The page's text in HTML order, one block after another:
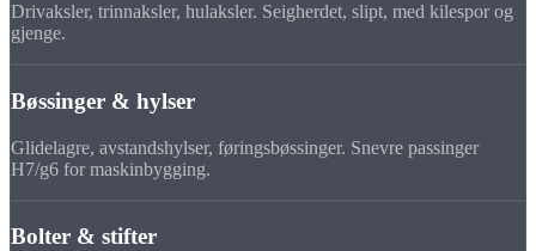
Drivaksler, trinnaksler, hulaksler. Seigherdet, slipt, med kilespor og
gjenge.
Bøssinger & hylser
Glidelagre, avstandshylser, føringsbøssinger. Snevre passinger
H7/g6 for maskinbygging.
Bolter & stifter